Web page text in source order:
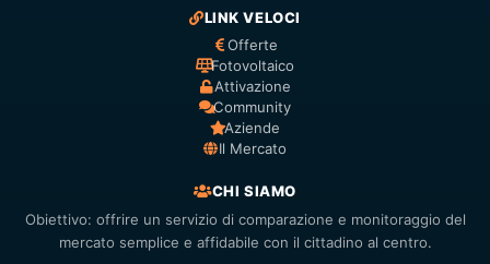
LINK VELOCI
Offerte
Fotovoltaico
Attivazione
Community
Aziende
Il Mercato
CHI SIAMO
Obiettivo: offrire un servizio di comparazione e monitoraggio del
mercato semplice e affidabile con il cittadino al centro.